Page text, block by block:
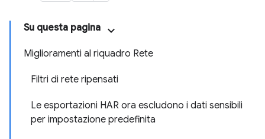
Su questa pagina
Miglioramenti al riquadro Rete
Filtri di rete ripensati
Le esportazioni HAR ora escludono i dati sensibili
per impostazione predefinita